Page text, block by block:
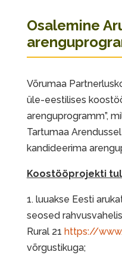
Osalemine
Võrumaa
üle-eestilises
arenguprogramm”,
Tartumaa
kandideerima
Koostööprojekti
1. luuakse Eesti
seosed
Rural 21 https://
võrgustikuga;